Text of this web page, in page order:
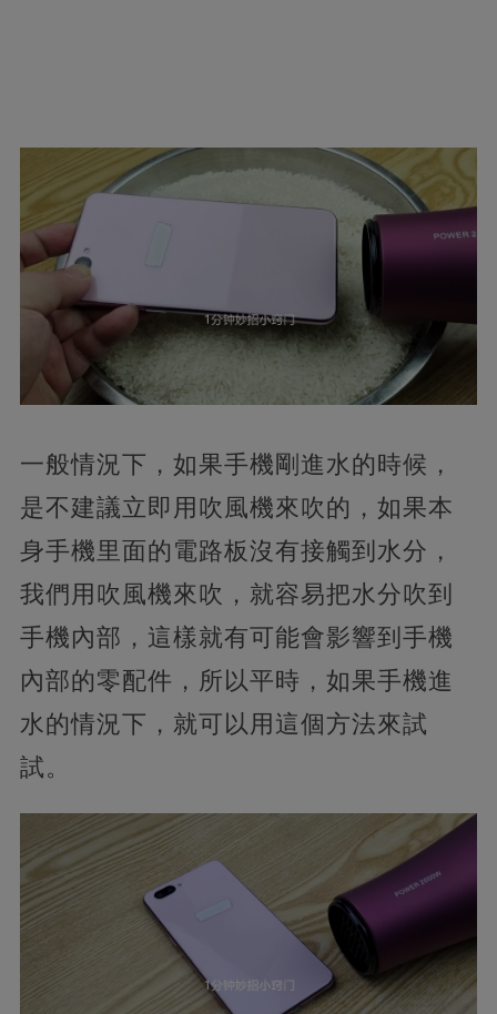
一般情況下，如果手機剛進水的時候，
是不建議立即用吹風機來吹的，如果本
身手機里面的電路板沒有接觸到水分，
我們用吹風機來吹，就容易把水分吹到
手機內部，這樣就有可能會影響到手機
內部的零配件，所以平時，如果手機進
水的情況下，就可以用這個方法來試
試。